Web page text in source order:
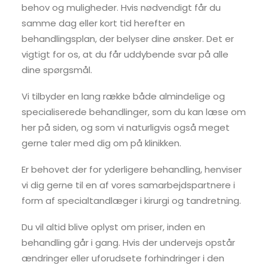
behov og muligheder. Hvis nødvendigt får du
samme dag eller kort tid herefter en
behandlingsplan, der belyser dine ønsker. Det er
vigtigt for os, at du får uddybende svar på alle
dine spørgsmål.
Vi tilbyder en lang række både almindelige og
specialiserede behandlinger, som du kan læse om
her på siden, og som vi naturligvis også meget
gerne taler med dig om på klinikken.
Er behovet der for yderligere behandling, henviser
vi dig gerne til en af vores samarbejdspartnere i
form af specialtandlæger i kirurgi og tandretning.
Du vil altid blive oplyst om priser, inden en
behandling går i gang. Hvis der undervejs opstår
ændringer eller uforudsete forhindringer i den